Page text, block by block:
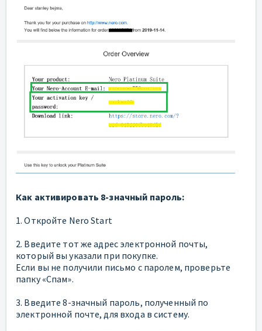
Как активировать 8-значный пароль:
1. Откройте Nero Start
2. Введите тот же адрес электронной почты,
который вы указали при покупке.
Если вы не получили письмо с паролем, проверьте
папку «Спам».
3. Введите 8-значный пароль, полученный по
электронной почте, для входа в систему.